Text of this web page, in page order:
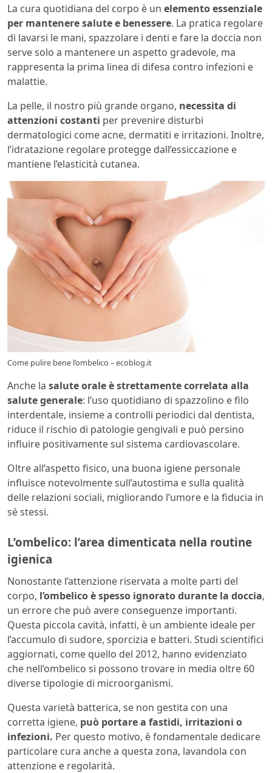
La cura quotidiana del corpo è un elemento essenziale
per mantenere salute e benessere. La pratica regolare
di lavarsi le mani, spazzolare i denti e fare la doccia non
serve solo a mantenere un aspetto gradevole, ma
rappresenta la prima linea di difesa contro infezioni e
malattie.
La pelle, il nostro più grande organo, necessita di
attenzioni costanti per prevenire disturbi
dermatologici come acne, dermatiti e irritazioni. Inoltre,
l’idratazione regolare protegge dall’essiccazione e
mantiene l’elasticità cutanea.
Come pulire bene l’ombelico – ecoblog.it
Anche la salute orale è strettamente correlata alla
salute generale: l’uso quotidiano di spazzolino e filo
interdentale, insieme a controlli periodici dal dentista,
riduce il rischio di patologie gengivali e può persino
influire positivamente sul sistema cardiovascolare.
Oltre all’aspetto fisico, una buona igiene personale
influisce notevolmente sull’autostima e sulla qualità
delle relazioni sociali, migliorando l’umore e la fiducia in
sé stessi.
L’ombelico: l’area dimenticata nella routine
igienica
Nonostante l’attenzione riservata a molte parti del
corpo, l’ombelico è spesso ignorato durante la doccia,
un errore che può avere conseguenze importanti.
Questa piccola cavità, infatti, è un ambiente ideale per
l’accumulo di sudore, sporcizia e batteri. Studi scientifici
aggiornati, come quello del 2012, hanno evidenziato
che nell’ombelico si possono trovare in media oltre 60
diverse tipologie di microorganismi.
Questa varietà batterica, se non gestita con una
corretta igiene, può portare a fastidi, irritazioni o
infezioni. Per questo motivo, è fondamentale dedicare
particolare cura anche a questa zona, lavandola con
attenzione e regolarità.